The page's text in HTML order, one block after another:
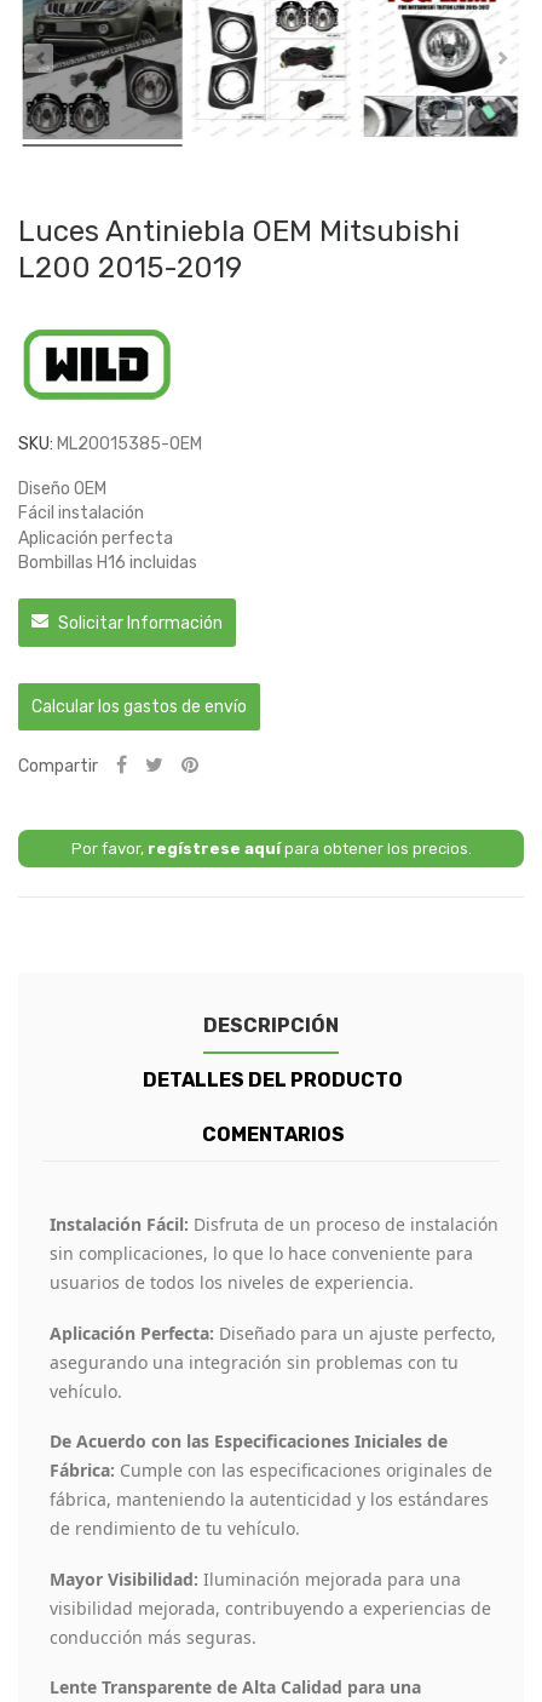
Luces Antiniebla OEM Mitsubishi
L200 2015-2019
SKU: ML20015385-OEM
Diseño OEM
Fácil instalación
Aplicación perfecta
Bombillas H16 incluidas
Solicitar Información
Calcular los gastos de envío
Compartir
Por favor, regístrese aquípara obtener los precios.
DESCRIPCIÓN
DETALLES DEL PRODUCTO
COMENTARIOS
Instalación Fácil: Disfruta de un proceso de instalación
sin complicaciones, lo que lo hace conveniente para
usuarios de todos los niveles de experiencia.
Aplicación Perfecta: Diseñado para un ajuste perfecto,
asegurando una integración sin problemas con tu
vehículo.
De Acuerdo con las Especificaciones Iniciales de
Fábrica: Cumple con las especificaciones originales de
fábrica, manteniendo la autenticidad y los estándares
de rendimiento de tu vehículo.
Mayor Visibilidad: Iluminación mejorada para una
visibilidad mejorada, contribuyendo a experiencias de
conducción más seguras.
Lente Transparente de Alta Calidad para una